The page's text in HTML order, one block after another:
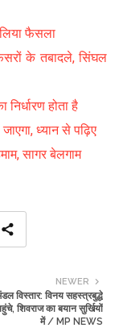
फैसला
के तबादले, सिंघल
होता है
ध्यान से पढ़िए
सागर बेलगाम
NEWER
विस्तार: विनय सहस्त्रबुद्धे
शिवराज का बयान सुर्खियों
में / MP NEWS